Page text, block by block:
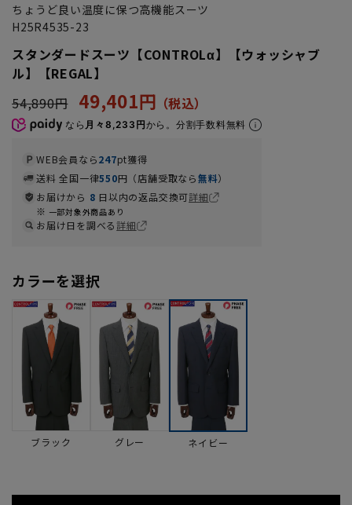
ちょうど良い温度に保つ高機能スーツ
H25R4535-23
スタンダードスーツ【CONTROLα】【ウォッシャブ
ル】【REGAL】
54,890円
49,401円
なら 月々8,233円から。分割手数料無料
WEB会員なら247pt獲得
送料 全国一律550円（店舗受取なら無料）
お届けから 8 日以内の返品交換可詳細
一部対象外商品あり
お届け日を調べる詳細
カラーを選択
ブラック グレー ネイビー